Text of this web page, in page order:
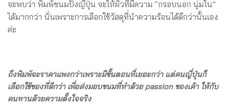
จะพบว่า พิมพ์ขนมปังญี่ปุ่น จะให้ผิวที่มีความ “กรอบนอก นุ่มใน”
ได้มากกว่า นั่นเพราะการเลือกใช้วัสดุที่นำความร้อนได้ดีกว่านั้นเอง
ค่ะ
ถึงพิมพ์จะราคาแพงกว่าเพราะมีขั้นตอนที่เยอะกว่า แต่คนญี่ปุ่นก็
เลือกใช้ของที่ดีกว่า เพื่อส่งมอบขนมที่ทำด้วย passion ของเค้า ให้กับ
คนทานด้วยความตั้งใจจริง